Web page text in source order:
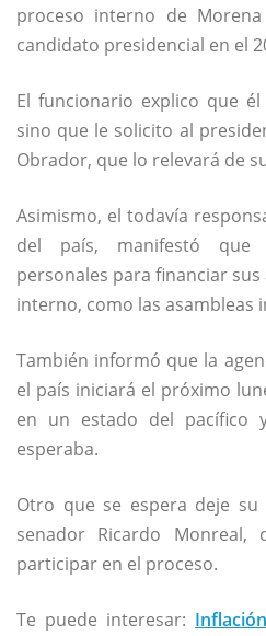
proceso interno de
candidato presidencial en el
El funcionario explico que
sino que le solicito al
Obrador, que lo relevará de
Asimismo, el todavía
del país, manifestó que
personales para financiar
interno, como las asambleas
También informó que la
el país iniciará el próximo
en un estado del pacífico
esperaba.
Otro que se espera deje
senador Ricardo Monreal,
participar en el proceso.
Te puede interesar: